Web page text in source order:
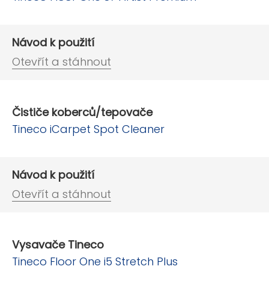
Návod k použití
Otevřít a stáhnout
Čističe koberců/tepovače
Tineco iCarpet Spot Cleaner
Návod k použití
Otevřít a stáhnout
Vysavače Tineco
Tineco Floor One i5 Stretch Plus